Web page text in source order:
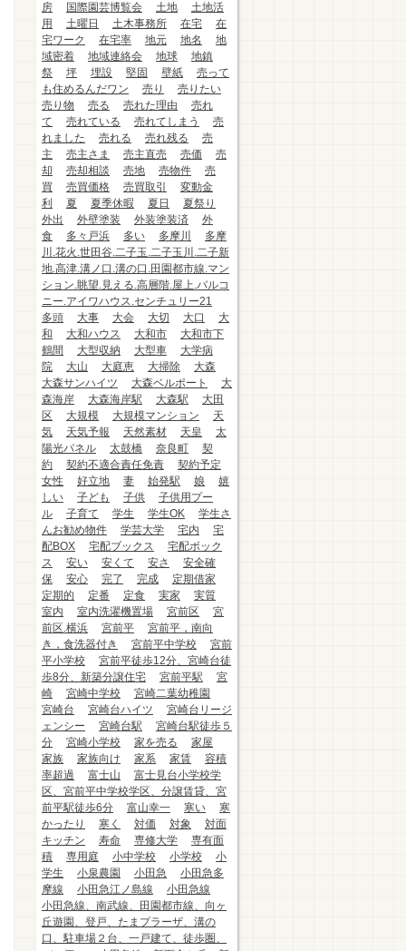
房
国際園芸博覧会 土地
土地活
用
土曜日 土木事務所 在宅
在
宅ワーク
在宅率 地元 地名
地
域密着
地域連絡会 地球
地鎮
祭
坪 埋設 堅固 壁紙
売って
も住めるんだワン
売り
売りたい
売り物
売る 売れた理由
売れ
て
売れている 売れてしまう
売
れました
売れる 売れ残る
売
主
売主さま 売主直売 売価
売
却
売却相談 売地 売物件
売
買
売買価格 売買取引
変動金
利
夏 夏季休暇 夏日
夏祭り
外出
外壁塗装 外装塗装済
外
食
多々戸浜 多い 多摩川
多摩
川.花火.世田谷.二子玉.二子玉川.二子新
地.高津.溝ノ口.溝の口.田園都市線.マン
ション.眺望.見える.高層階.屋上.バルコ
ニー.アイワハウス.センチュリー21
多頭
大事 大会 大切 大口
大
和
大和ハウス 大和市
大和市下
鶴間
大型収納 大型車
大学病
院
大山 大庭恵 大掃除
大森
大森サンハイツ
大森ベルポート
大
森海岸
大森海岸駅 大森駅
大田
区
大規模 大規模マンション
天
気
天気予報 天然素材 天皇
太
陽光パネル
太鼓橋 奈良町
契
約
契約不適合責任免責
契約予定
女性
好立地 妻 始発駅 娘
嬉
しい
子ども 子供
子供用プー
ル
子育て 学生 学生OK
学生さ
んお勧め物件
学芸大学 宅内
宅
配BOX
宅配ブックス
宅配ボック
ス
安い 安くて 安さ
安全確
保
安心 完了 完成
定期借家
定期的
定番 定食 実家
実質
室内
室内洗濯機置場 宮前区
宮
前区.横浜
宮前平
宮前平，南向
き，食洗器付き
宮前平中学校
宮前
平小学校
宮前平徒歩12分、宮崎台徒
歩8分、新築分譲住宅
宮前平駅
宮
崎
宮崎中学校
宮崎二葉幼稚園
宮崎台
宮崎台ハイツ
宮崎台リージ
ェンシー
宮崎台駅
宮崎台駅徒歩５
分
宮崎小学校 家を売る
家屋
家族
家族向け 家系 家賃
容積
率超過
富士山
富士見台小学校学
区、宮前平中学校学区、分譲賃貸、宮
前平駅徒歩6分
富山幸一 寒い
寒
かったり
寒く 対価 対象
対面
キッチン
寿命 専修大学
専有面
積
専用庭 小中学校 小学校
小
学生
小泉農園 小田急
小田急多
摩線
小田急江ノ島線
小田急線
小田急線、南武線、田園都市線、向ヶ
丘遊園、登戸、たまプラーザ、溝の
口、駐車場２台、一戸建て、徒歩圏、